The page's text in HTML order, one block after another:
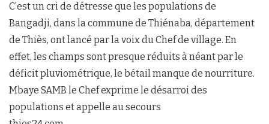
C’est un cri de détresse que les populations de
Bangadji, dans la commune de Thiénaba, département
de Thiès, ont lancé par la voix du Chef de village. En
effet, les champs sont presque réduits à néant par le
déficit pluviométrique, le bétail manque de nourriture.
Mbaye SAMB le Chef exprime le désarroi des
populations et appelle au secours